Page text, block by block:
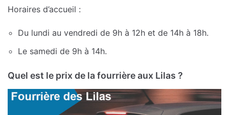
Horaires d’accueil :
Du lundi au vendredi de 9h à 12h et de 14h à 18h.
Le samedi de 9h à 14h.
Quel est le prix de la fourrière aux Lilas ?